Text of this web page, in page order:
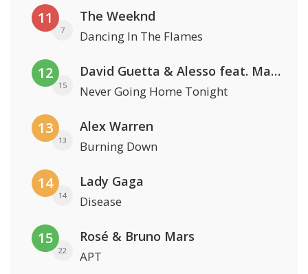
11
7
The Weeknd
Dancing In The Flames
12
15
David Guetta & Alesso feat. Madison Love
Never Going Home Tonight
13
13
Alex Warren
Burning Down
14
14
Lady Gaga
Disease
15
22
Rosé & Bruno Mars
APT